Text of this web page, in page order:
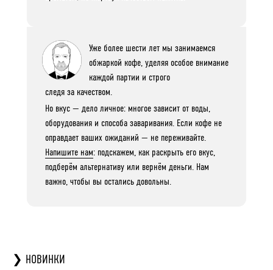
Уже более шести лет мы занимаемся
обжаркой кофе, уделяя особое внимание
каждой партии и строго
следя за качеством.
Но вкус — дело личное: многое зависит от воды,
оборудования и способа заваривания. Если кофе не
оправдает ваших ожиданий — не переживайте.
Напишите нам: подскажем, как раскрыть его вкус,
подберём альтернативу или вернём деньги. Нам
важно, чтобы вы остались довольны.
❯ НОВИНКИ